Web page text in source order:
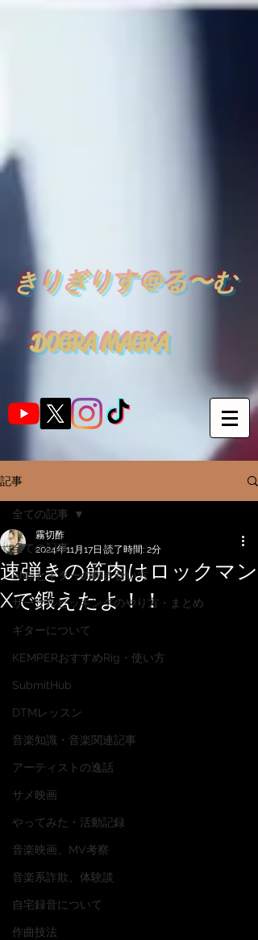
きりぎりす＠る〜む
DOGRA MAGRA
記事
全ての記事
SNSとギターの向き合い方
サークルピッキングのやり方・まとめ
ギターについて
KEMPERおすすめRig・使い方
SubmitHub
DTMレッスン
音楽知識・音楽関連記事
アーティストの逸話
サメ映画
やってみた・活動記録
音楽映画、MV考察
音楽系詐欺、体験談
自宅録音について
作曲技法
全ての記事
速弾きの筋肉はロックマン
Xで鍛えたよ！！
霧切酢
2024年11月17日 読了時間: 2分